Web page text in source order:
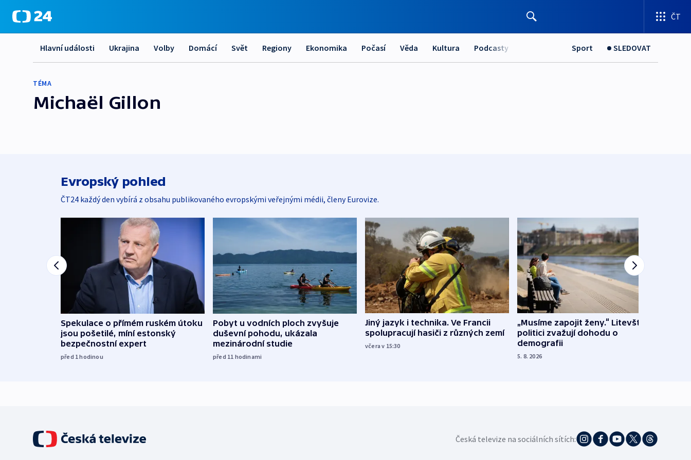
ČT
Hlavní události Ukrajina Volby Domácí Svět Regiony Ekonomika Počasí Věda Kultura Podcasty Sport SLEDOVAT
TÉMA
Michaël Gillon
Evropský pohled
ČT24 každý den vybírá z obsahu publikovaného evropskými veřejnými médii, členy Eurovize.
Spekulace o přímém ruském útoku
jsou pošetilé, míní estonský
bezpečnostní expert
před 1hodinou
Pobyt u vodních ploch zvyšuje
duševní pohodu, ukázala
mezinárodní studie
před 11 hodinami
Jiný jazyk i technika. Ve Francii
spolupracují hasiči z různých zemí
včera v 15:30
„Musíme zapojit ženy.“ Litevští
politici zvažují dohodu o
demografii
5. 8. 2026
Česká televize na sociálních sítích: